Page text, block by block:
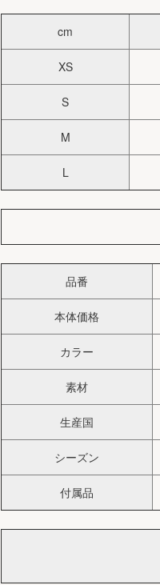
cm
XS
S
M
L
品番
本体価格
カラー
素材
生産国
シーズン
付属品